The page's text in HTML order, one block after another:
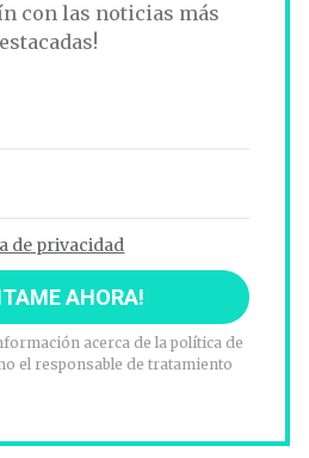
con las noticias más
de privacidad
acerca de la política de
el responsable de tratamiento